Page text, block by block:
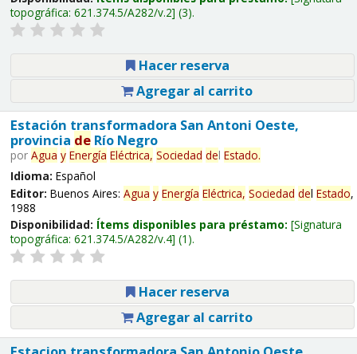
topográfica: 621.374.5/A282/v.2 (3).
Hacer reserva
Agregar al carrito
Estación transformadora San Antoni Oeste,
provincia deRío Negro
por Agua y Energía Eléctrica, Sociedad del Estado.
Idioma: Español
Editor: Buenos Aires: Agua y Energía Eléctrica, Sociedad del Estado,
1988
Disponibilidad: Ítems disponibles para préstamo: Signatura
topográfica: 621.374.5/A282/v.4 (1).
Hacer reserva
Agregar al carrito